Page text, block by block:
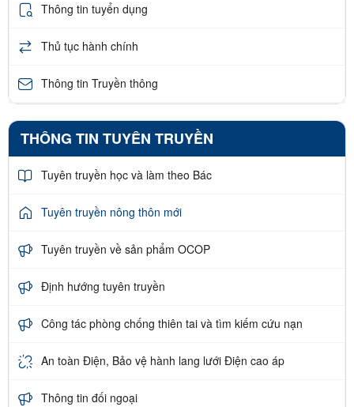
Thông tin tuyển dụng
Thủ tục hành chính
Thông tin Truyền thông
THÔNG TIN TUYÊN TRUYỀN
Tuyên truyền học và làm theo Bác
Tuyên truyền nông thôn mới
Tuyên truyền về sản phẩm OCOP
Định hướng tuyên truyền
Công tác phòng chống thiên tai và tìm kiếm cứu nạn
An toàn Điện, Bảo vệ hành lang lưới Điện cao áp
Thông tin đối ngoại